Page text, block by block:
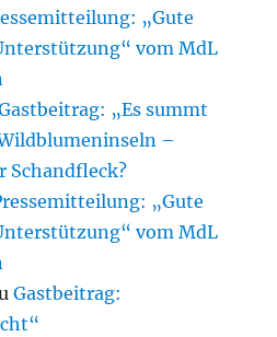
„Gute
vom MdL
„Es summt
–
Schandfleck?
„Gute
vom MdL
Gastbeitrag: